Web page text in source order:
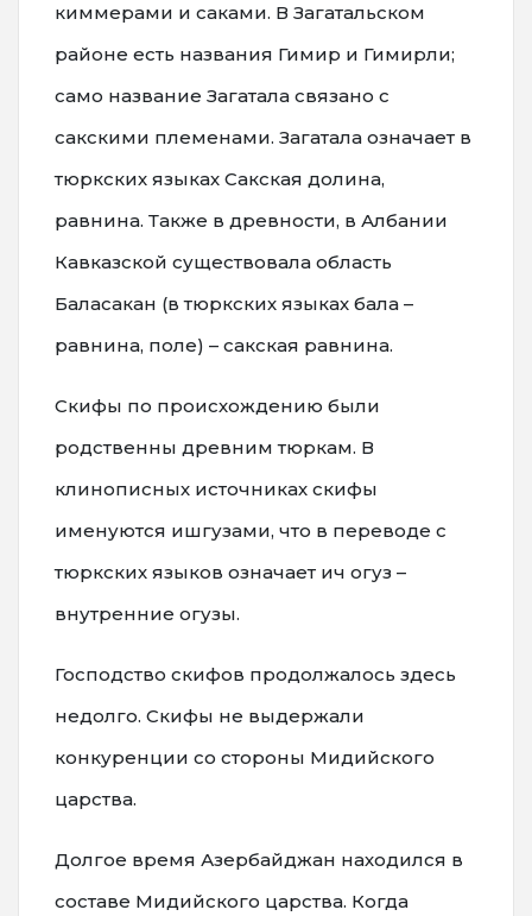
киммерами и саками. В Загатальском
районе есть названия Гимир и Гимирли;
само название Загатала связано с
сакскими племенами. Загатала означает в
тюркских языках Сакская долина,
равнина. Также в древности, в Албании
Кавказской существовала область
Баласакан (в тюркских языках бала –
равнина, поле) – сакская равнина.
Скифы по происхождению были
родственны древним тюркам. В
клинописных источниках скифы
именуются ишгузами, что в переводе с
тюркских языков означает ич огуз –
внутренние огузы.
Господство скифов продолжалось здесь
недолго. Скифы не выдержали
конкуренции со стороны Мидийского
царства.
Долгое время Азербайджан находился в
составе Мидийского царства. Когда